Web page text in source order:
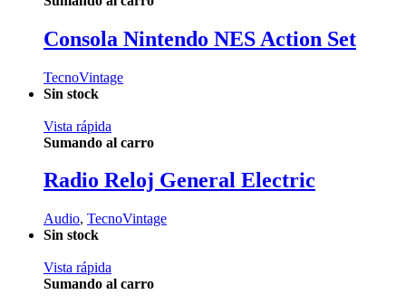
Consola Nintendo NES Action Set
TecnoVintage
Sin stock
Vista rápida
Sumando al carro
Radio Reloj General Electric
Audio, TecnoVintage
Sin stock
Vista rápida
Sumando al carro